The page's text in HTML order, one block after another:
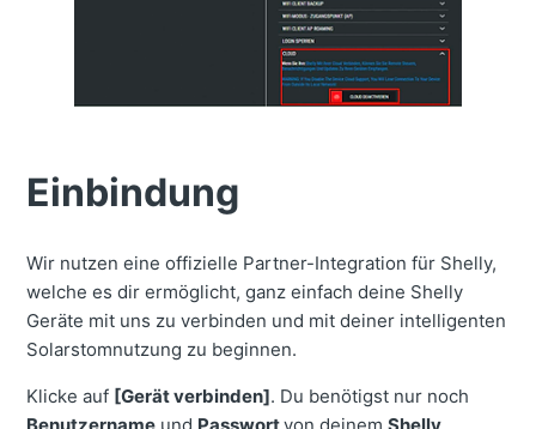
Einbindung
Wir nutzen eine offizielle Partner-Integration für Shelly,
welche es dir ermöglicht, ganz einfach deine Shelly
Geräte mit uns zu verbinden und mit deiner intelligenten
Solarstomnutzung zu beginnen.
Klicke auf [Gerät verbinden]. Du benötigst nur noch